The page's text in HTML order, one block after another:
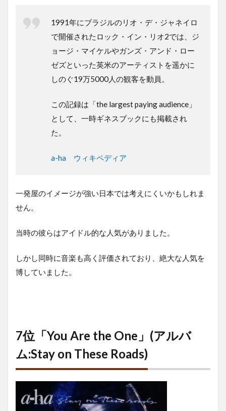
1991年にブラジルのリオ・デ・ジャネイロ
で開催されたロック・イン・リオ2では、ジ
ョージ・マイケルやガンズ・アンド・ロー
ゼズといった英米のアーティストを遥かに
しのぐ19万5000人の観客を動員。
この記録は「the largest paying audience」
として、一時ギネスブックにも掲載され
た。
a-ha ウィキペディア
一発屋のイメージが強い日本では考えにくいかもしれま
せん。
当時の彼らはアイドル的な人気がありました。
しかし同時に音楽も高く評価されており、絶大な人気を
博していました。
7位「You Are the One」(アルバ
ム:Stay on These Roads)